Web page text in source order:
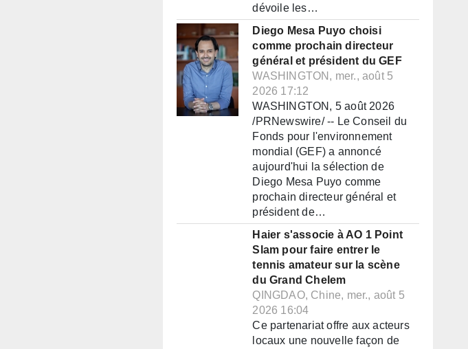
dévoile les…
Diego Mesa Puyo choisi
comme prochain directeur
général et président du GEF
WASHINGTON, mer., août 5
2026 17:12
WASHINGTON, 5 août 2026
/PRNewswire/ -- Le Conseil du
Fonds pour l'environnement
mondial (GEF) a annoncé
aujourd'hui la sélection de
Diego Mesa Puyo comme
prochain directeur général et
président de…
Haier s'associe à AO 1 Point
Slam pour faire entrer le
tennis amateur sur la scène
du Grand Chelem
QINGDAO, Chine, mer., août 5
2026 16:04
Ce partenariat offre aux acteurs
locaux une nouvelle façon de